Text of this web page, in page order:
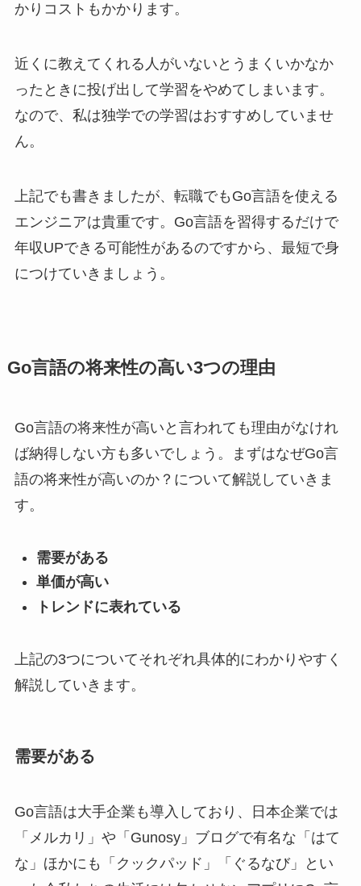
かりコストもかかります。
近くに教えてくれる人がいないとうまくいかなか
ったときに投げ出して学習をやめてしまいます。
なので、私は独学での学習はおすすめしていませ
ん。
上記でも書きましたが、転職でもGo言語を使える
エンジニアは貴重です。Go言語を習得するだけで
年収UPできる可能性があるのですから、最短で身
につけていきましょう。
Go言語の将来性の高い3つの理由
Go言語の将来性が高いと言われても理由がなけれ
ば納得しない方も多いでしょう。まずはなぜGo言
語の将来性が高いのか？について解説していきま
す。
需要がある
単価が高い
トレンドに表れている
上記の3つについてそれぞれ具体的にわかりやすく
解説していきます。
需要がある
Go言語は大手企業も導入しており、日本企業では
「メルカリ」や「Gunosy」ブログで有名な「はて
な」ほかにも「クックパッド」「ぐるなび」とい